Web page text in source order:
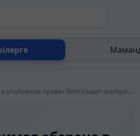
«Необходимая оборона в уголовном праве» белгісіндегі материалдар